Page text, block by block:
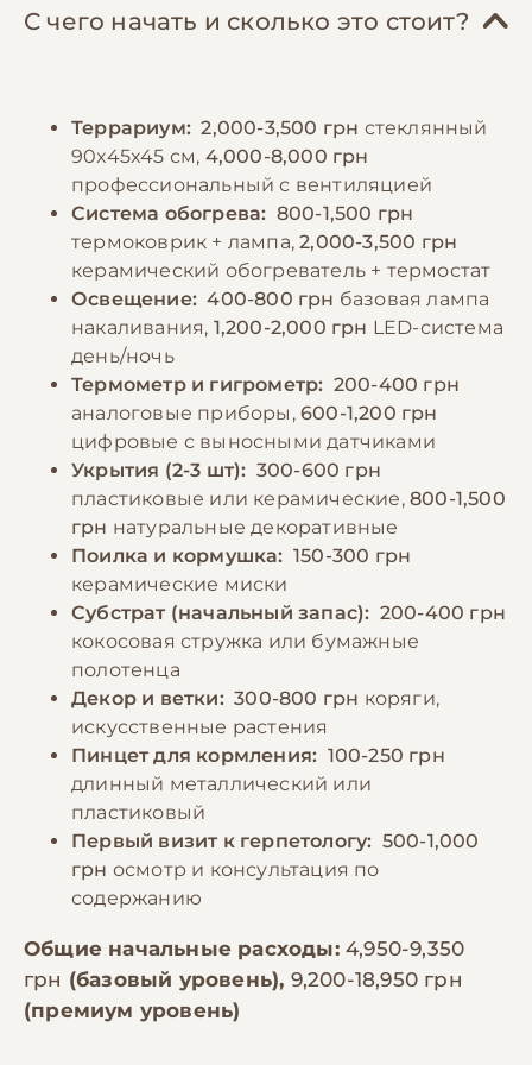
Необходимо регулярно проводить уборку
недель, в это время важно обеспечить
повышенную влажность и шероховатые
поверхности для облегчения процесса.
🎁 −10% на зоотовары
По промокоду E-PET
толщину тела змеи в самом широком месте.
таких случаях важно проверить параметры
террариума и обратиться к ветеринару при
длительном отказе от пищи. После
кормления необходимо обеспечить змее
покой в течение 24-48 часов для
нормального переваривания пищи.
🎁 −10% на зоотовары
По промокоду E-PET
С чего начать и сколько это стоит?
Террариум: 2,000-3,500 грн стеклянный
90x45x45 см, 4,000-8,000 грн
профессиональный с вентиляцией
Система обогрева: 800-1,500 грн
термоковрик + лампа,2,000-3,500 грн
керамический обогреватель + термостат
Освещение: 400-800 грн базовая лампа
накаливания, 1,200-2,000 грн LED-система
день/ночь
Термометр и гигрометр: 200-400 грн
аналоговые приборы, 600-1,200 грн
цифровые с выносными датчиками
Укрытия (2-3 шт): 300-600 грн
пластиковые или керамические, 800-1,500
грн натуральные декоративные
Поилка и кормушка: 150-300 грн
керамические миски
Субстрат (начальный запас): 200-400 грн
кокосовая стружка или бумажные
полотенца
Декор и ветки: 300-800 грн коряги,
искусственные растения
Пинцет для кормления: 100-250 грн
длинный металлический или
пластиковый
Первый визит к герпетологу: 500-1,000
грн осмотр и консультация по
содержанию
Общие начальные расходы: 4,950-9,350
грн (базовый уровень), 9,200-18,950 грн
(премиум уровень)